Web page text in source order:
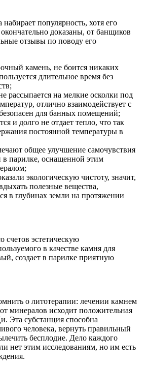
популярность, хотя его
доказаны, от банщиков
отзывы по поводу его
камень, не боится никаких
длительное время без
рассыпается на мелкие осколки под
отлично взаимодействует с
для банных помещений;
и долго не отдает тепло, что так
постоянной температуры в
общее улучшение самочувствия
парилке, оснащенной этим
экологическую чистоту, значит,
полезные вещества,
в глубинах земли на протяжении
счетов эстетическую
в качестве камня для
создает в парилке приятную
о литотерапии: лечении камнем
минералов исходит положительная
Эта субстанция способна
человека, вернуть правильный
бесплодие. Дело каждого
нет этим исследованиям, но им есть